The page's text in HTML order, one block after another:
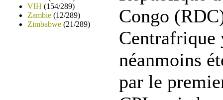
VIH (154/289)
Zambie (12/289)
Zimbabwe (21/289)
Congo
Centrafrique
néanmoins
par le